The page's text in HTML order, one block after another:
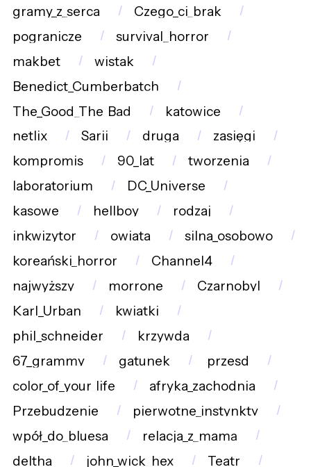
gramy_z_serca
Czego_ci_brak
pogranicze
survival_horror
makbet
wistak
Benedict_Cumberbatch
The_Good_The_Bad
katowice
netlix
Sarii druga
zasięgi
kompromis
90_lat
tworzenia
laboratorium
DC_Universe
kasowe
hellboy
rodzaj
inkwizytor
owiata
silna_osobowo
koreański_horror
Channel4
najwyższy
morrone
Czarnobyl
Karl_Urban
kwiatki
phil_schneider
krzywda
67_grammy
gatunek
przesd
color_of_your_life
afryka_zachodnia
Przebudzenie
pierwotne_instynkty
wpół_do_bluesa
relacja_z_mamą
deltha
john_wick_hex Teatr